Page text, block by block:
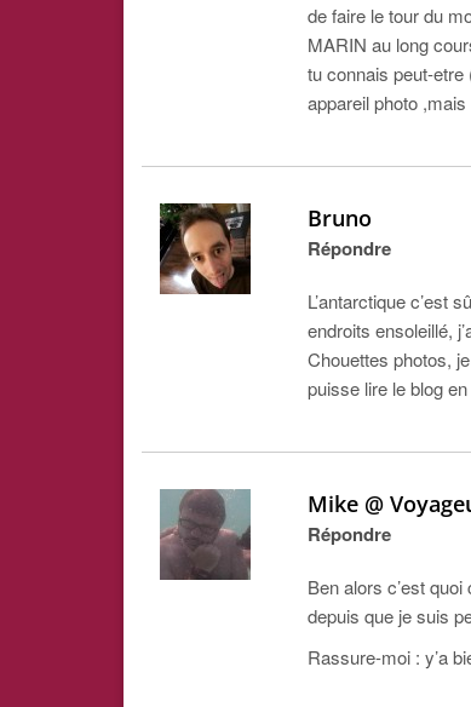
de faire le tour du
MARIN au long
tu connais peut-etre
appareil photo
Bruno
Répondre
L’antarctique c’est
endroits ensoleillé,
Chouettes photos,
puisse lire le blog
Mike @
Répondre
Ben alors c’est
depuis que je suis
Rassure-moi : y’a